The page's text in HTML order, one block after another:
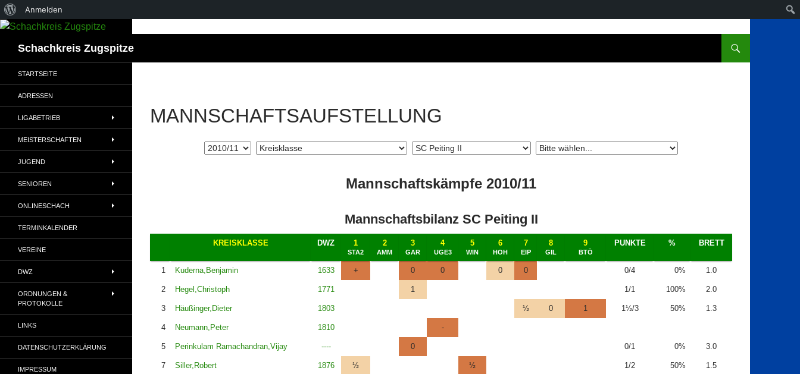
Über
WordPress
Anmelden
Schachkreis Zugspitze
MANNSCHAFTSAUFSTELLUNG
Mannschaftskämpfe 2010/11
Mannschaftsbilanz SC Peiting II
KREISKLASSE DWZ 1
STA2
2
AMM
3
GAR
4
UGE3
5
WIN
6
HOH
7
EIP
8
GIL
9
BTÖ
PUNKTE % BRETT
1 Kuderna,Benjamin 1633 + 0 0 0 0 0/4 0% 1.0
2 Hegel,Christoph 1771 1 1/1 100% 2.0
3 Häußinger,Dieter 1803 ½ 0 1 1½/3 50% 1.3
4 Neumann,Peter 1810 -
5 Perinkulam Ramachandran,Vijay ---- 0 0/1 0% 3.0
7 Siller,Robert 1876 ½ ½ 1/2 50% 1.5
STARTSEITE
ADRESSEN
LIGABETRIEB
MEISTERSCHAFTEN
JUGEND
SENIOREN
ONLINESCHACH
TERMINKALENDER
VEREINE
DWZ
ORDNUNGEN &
PROTOKOLLE
LINKS
DATENSCHUTZERKLÄRUNG
IMPRESSUM